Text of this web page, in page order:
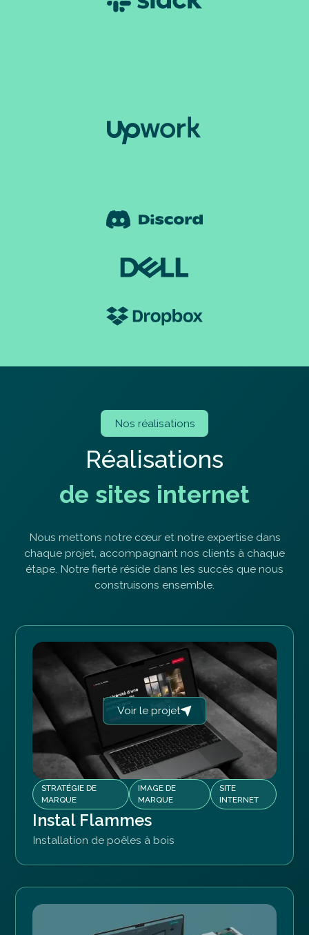
Nos réalisations
Réalisations
de sites internet
Nous mettons notre cœur et notre expertise dans
chaque projet, accompagnant nos clients à chaque
étape. Notre fierté réside dans les succès que nous
construisons ensemble.
Voir le projet
STRATÉGIE DE
MARQUE
IMAGE DE
MARQUE
SITE
INTERNET
Instal Flammes
Installation de poêles à bois